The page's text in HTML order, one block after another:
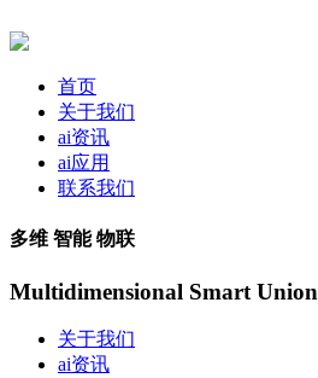
首页
关于我们
ai资讯
ai应用
联系我们
多维 智能 物联
Multidimensional Smart Union
关于我们
ai资讯